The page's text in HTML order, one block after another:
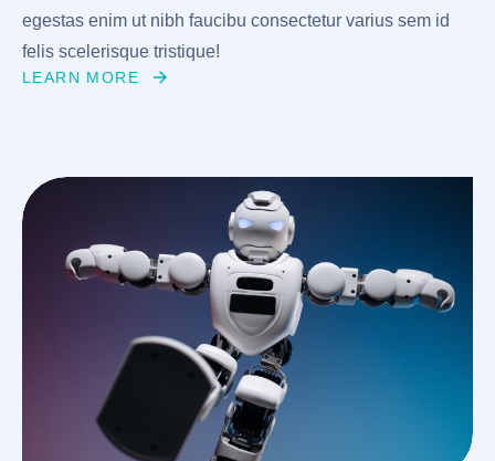
egestas enim ut nibh faucibu consectetur varius sem id
felis scelerisque tristique!
LEARN MORE